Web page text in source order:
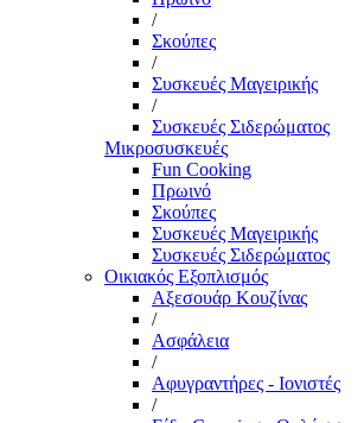
/
Σκούπες
/
Συσκευές Μαγειρικής
/
Συσκευές Σιδερώματος
Μικροσυσκευές
Fun Cooking
Πρωινό
Σκούπες
Συσκευές Μαγειρικής
Συσκευές Σιδερώματος
Οικιακός Εξοπλισμός
Αξεσουάρ Κουζίνας
/
Ασφάλεια
/
Αφυγραντήρες - Ιονιστές
/